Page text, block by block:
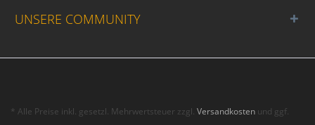
UNSERE COMMUNITY
* Alle Preise inkl. gesetzl. Mehrwertsteuer zzgl.Versandkosten und ggf.